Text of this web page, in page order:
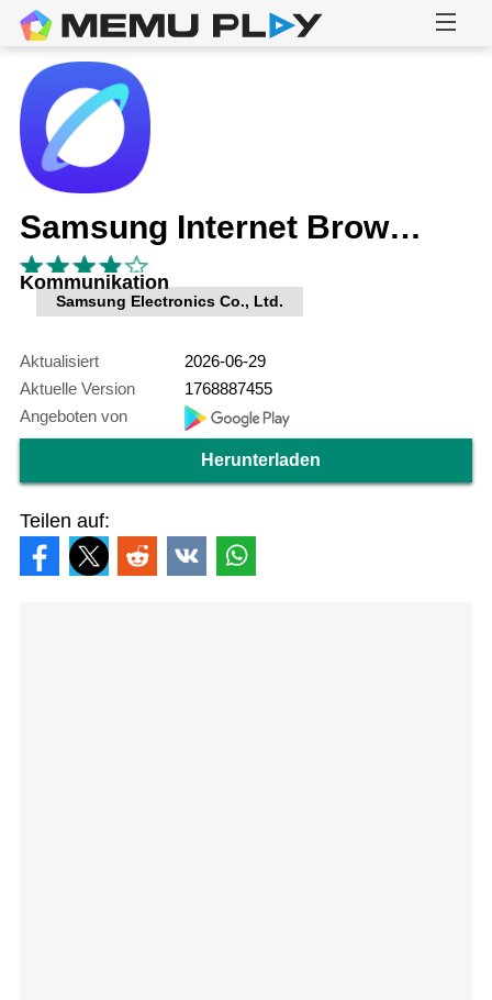
Samsung Internet Browser
Kommunikation
Samsung Electronics Co., Ltd.
Aktualisiert
2026-06-29
Aktuelle Version
1768887455
Angeboten von
Herunterladen
Teilen auf: